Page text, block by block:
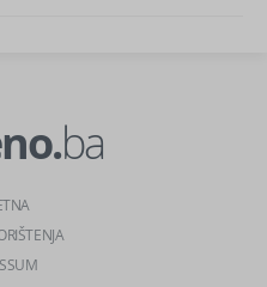
ba